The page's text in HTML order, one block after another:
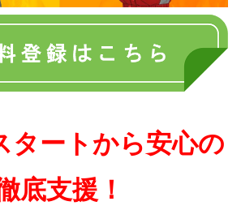
タートから安心の
底支援！